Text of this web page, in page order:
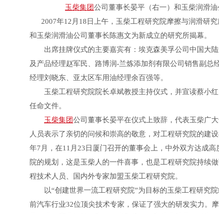
玉柴集团公司董事长晏平（右一）和玉柴润滑
2007年12月18日上午，玉柴工程研究院摩擦与润滑研究
和玉柴润滑油公司董事长陈惠文为新成立的研究所揭幕。
出席挂牌仪式的主要嘉宾有：埃克森美孚公司中国大陆
及产品经理赵军民、路博润-兰炼添加剂有限公司销售副
经理刘晓东、亚太区车用油经理余百强等。
玉柴工程研究院院长卓斌教授主持仪式，并宣读蔡小红
任命文件。
玉柴集团公司董事长晏平在仪式上致辞，代表玉柴广
人员表示了亲切的问候和崇高的敬意，对工程研究院的建
年7月，在11月23日厦门召开的董事会上，中外双方达成
院的规划，这是玉柴人的一件喜事，也是工程研究院持续
程技术人员、国内外专家加盟玉柴工程研究院。
以“创建世界一流工程研究院”为目标的玉柴工程研究院
前汽车行业32位顶尖技术专家，保证了强大的研发实力。